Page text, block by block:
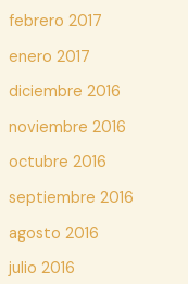
febrero 2017
enero 2017
diciembre 2016
noviembre 2016
octubre 2016
septiembre 2016
agosto 2016
julio 2016